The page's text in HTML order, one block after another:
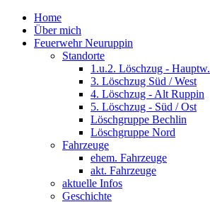
Home
Über mich
Feuerwehr Neuruppin
Standorte
1.u.2. Löschzug - Hauptw.
3. Löschzug Süd / West
4. Löschzug - Alt Ruppin
5. Löschzug - Süd / Ost
Löschgruppe Bechlin
Löschgruppe Nord
Fahrzeuge
ehem. Fahrzeuge
akt. Fahrzeuge
aktuelle Infos
Geschichte